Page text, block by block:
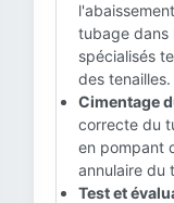
tubage dans
spécialisés
des tenailles.
Cimentage
correcte du
en pompant
annulaire du
Test et